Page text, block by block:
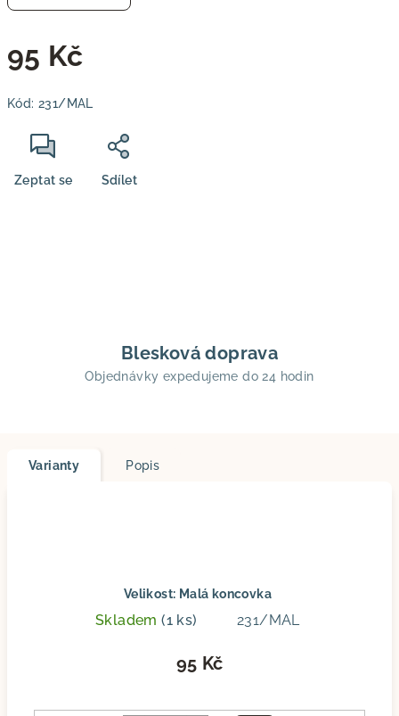
95 Kč
cena:
Kód: 231/MAL
Zeptat se Sdílet
Blesková doprava
Objednávky expedujeme do 24 hodin
Varianty Popis
Velikost: Malá koncovka
Skladem(1 ks) 231/MAL
95 Kč